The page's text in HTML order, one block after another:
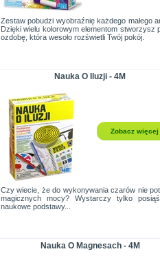
Zestaw pobudzi wyobraźnię każdego małego
Dzięki wielu kolorowym elementom stworzysz
ozdobę, która wesoło rozświetli Twój pokój.
Nauka O Iluzji - 4M
Zobacz więcej
Czy wiecie, że do wykonywania czarów nie
magicznych mocy? Wystarczy tylko
naukowe podstawy...
Nauka O Magnesach - 4M